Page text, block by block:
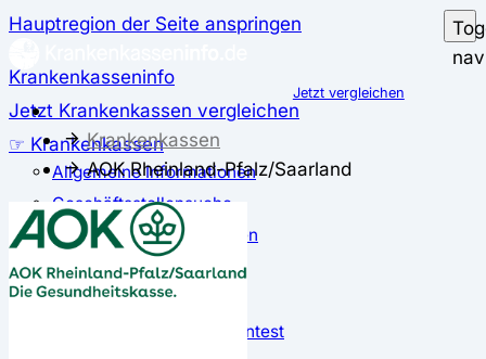
Hauptregion der Seite anspringen
Krankenkasseninfo
Jetzt Krankenkassen vergleichen
☞ Krankenkassen
Allgemeine Informationen
Geschäftsstellensuche
günstigste Krankenkassen
Zusatzbeitrag
✅ Krankenkassen Test
Der große Krankenkassentest
Jetzt vergleichen
Krankenkassen
AOK Rheinland-Pfalz/Saarland